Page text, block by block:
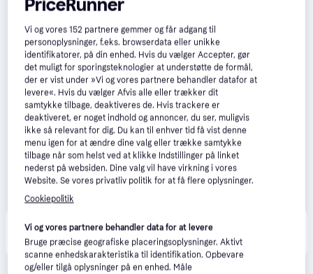
Produktet fås også hos 3 butikker, som ikke er
betalende kunde i denne kategori.
PriceRunner
Vi og vores152 partnere gemmer og får adgang til
personoplysninger, f.eks. browserdata eller unikke
identifikatorer, på din enhed. Hvis du vælger Accepter, gør
det muligt for sporingsteknologier at understøtte de formål,
der er vist under »Vi og vores partnere behandler datafor at
levere«. Hvis du vælger Afvis alle eller trækker dit
samtykke tilbage, deaktiveres de. Hvis trackere er
deaktiveret, er noget indhold og annoncer, du ser, muligvis
ikke så relevant for dig. Du kan til enhver tid få vist denne
menu igen for at ændre dine valg eller trække samtykke
tilbage når som helst ved at klikke Indstillinger på linket
nederst på websiden. Dine valg vil have virkning i vores
Website. Se vores privatliv politik for at få flere oplysninger.
Cookiepolitik
Vi og vores partnere behandler data for at levere
Bruge præcise geografiske placeringsoplysninger. Aktivt
scanne enhedskarakteristika til identifikation. Opbevare
og/eller tilgå oplysninger på en enhed. Måle